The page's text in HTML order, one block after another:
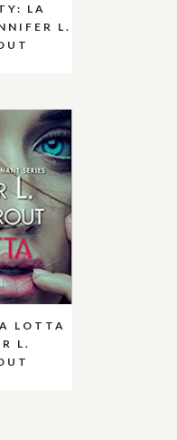
LA
L.
LOTTA
L.